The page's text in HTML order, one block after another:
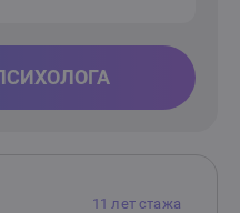
11 лет стажа